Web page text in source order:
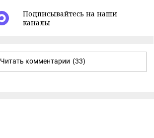
Подписывайтесь на наши
каналы
Читать комментарии (33)